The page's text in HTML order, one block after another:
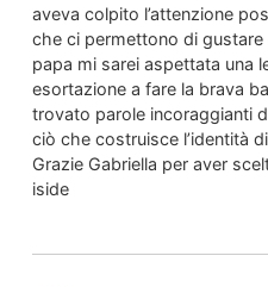
aveva colpito l’attenzione
che ci permettono di
papa mi sarei aspettata una
esortazione a fare la brava
trovato parole incoraggianti
ciò che costruisce l’identità
Grazie Gabriella per aver
iside